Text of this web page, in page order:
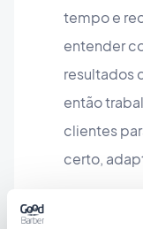
tempo e
entender
resultados
então
clientes
certo,